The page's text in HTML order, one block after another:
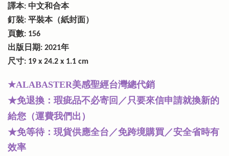
譯本: 中文和合本
釘裝: 平裝本（紙封面）
頁數: 156
出版日期: 2021年
尺寸: 19 x 24.2 x 1.1 cm
★ALABASTER美感聖經台灣總代銷
★免退換：瑕疵品不必寄回／只要來信申請就換新的
給您（運費我們出）
★免等待：現貨供應全台／免跨境購買／安全省時有
效率